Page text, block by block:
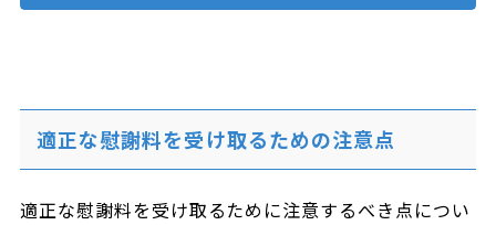
適正な慰謝料を受け取るための注意点
適正な慰謝料を受け取るために注意するべき点につい